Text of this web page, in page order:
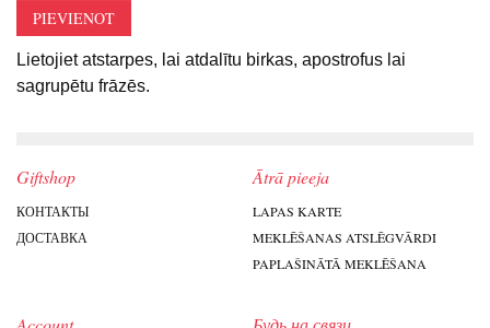
PIEVIENOT
Lietojiet atstarpes, lai atdalītu birkas, apostrofus lai
sagrupētu frāzēs.
Giftshop
КОНТАКТЫ
ДОСТАВКА
Ātrā pieeja
LAPAS KARTE
MEKLĒŠANAS ATSLĒGVĀRDI
PAPLAŠINĀTĀ MEKLĒŠANA